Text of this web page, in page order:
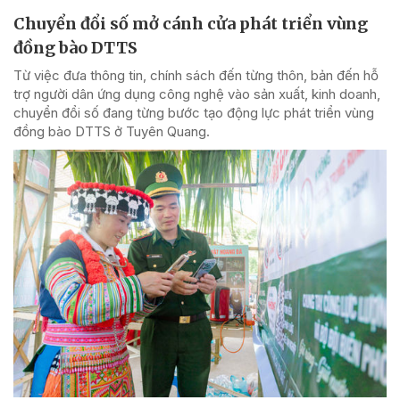
Chuyển đổi số mở cánh cửa phát triển vùng
đồng bào DTTS
Từ việc đưa thông tin, chính sách đến từng thôn, bản đến hỗ
trợ người dân ứng dụng công nghệ vào sản xuất, kinh doanh,
chuyển đổi số đang từng bước tạo động lực phát triển vùng
đồng bào DTTS ở Tuyên Quang.